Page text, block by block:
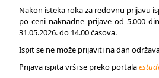
Nakon isteka roka za redovnu prijavu
po ceni naknadne prijave od 5.000
31.05.2026. do 14.00 časova.
Ispit se ne može prijaviti na dan
Prijava ispita vrši se preko portala